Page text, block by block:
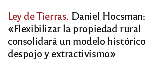
Ley de Tierras. Daniel Hocsman:
«Flexibilizar la propiedad rural
consolidará un modelo histórico
despojo y extractivismo»